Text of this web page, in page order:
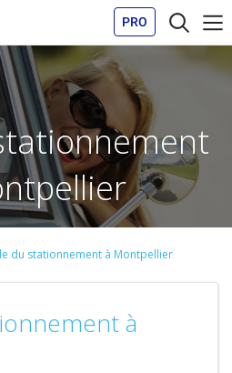
PRO
du stationnement à Montpellier
à